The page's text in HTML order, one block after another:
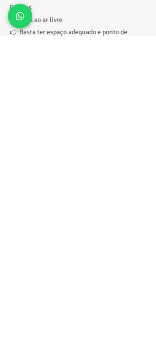
Escolas
Eventos ao ar livre
👉 Basta ter espaço adequado e ponto de